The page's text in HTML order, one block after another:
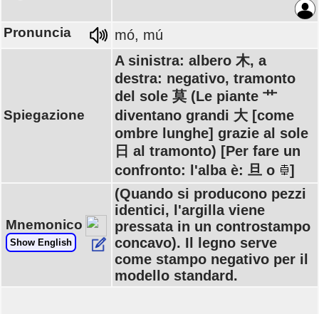
Pronuncia mó, mú
Spiegazione
A sinistra: albero 木, a
destra: negativo, tramonto
del sole 莫 (Le piante 艹
diventano grandi 大 [come
ombre lunghe] grazie al sole
日 al tramonto) [Per fare un
confronto: l'alba è: 旦 o
]
Mnemonico
Show English
(Quando si producono pezzi
identici, l'argilla viene
pressata in un controstampo
concavo). Il legno serve
come stampo negativo per il
modello standard.